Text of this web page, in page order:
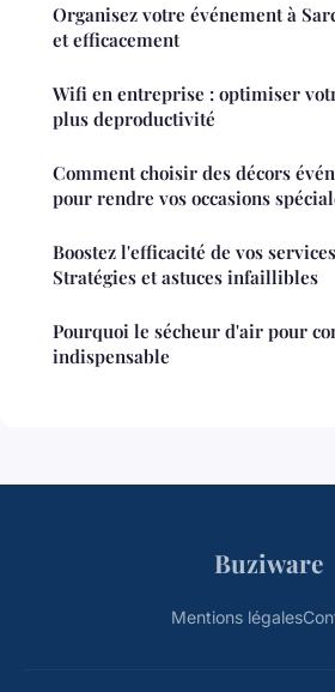
Organisez votre événement à
et efficacement
Wifi en entreprise : optimiser
plus deproductivité
Comment choisir des décors
pour rendre vos occasions
Boostez l'efficacité de vos
Stratégies et astuces infaillibles
Pourquoi le sécheur d'air pour
indispensable
Buziware
Mentions légales